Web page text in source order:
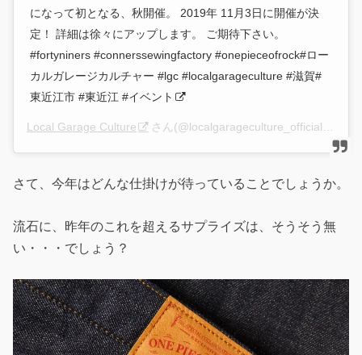
になって初となる、秋開催。 2019年 11月3日に開催が決
定！ 詳細は徐々にアップします。 ご期待下さい。
#fortyniners #connerssewingfactory #onepieceofrock#ロー
カルガレージカルチャー #lgc #localgarageculture #滋賀#
東近江市 #東近江 #イベント
Local Garage Culture さん(@localgarageculture_official)がシェアした投稿 –
さて、今年はどんな仕掛けが待っていることでしょうか。
流石に、昨年のこれを超えるサプライズは、そうそう無
い・・・でしょう？